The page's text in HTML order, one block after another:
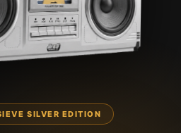
SILVER EDITION